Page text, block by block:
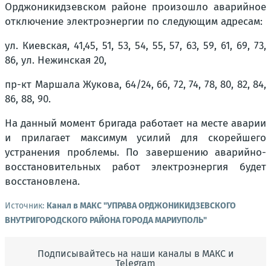
Орджоникидзевском районе произошло аварийное
отключение электроэнергии по следующим адресам:
ул. Киевская, 41,45, 51, 53, 54, 55, 57, 63, 59, 61, 69, 73,
86, ул. Нежинская 20,
пр-кт Маршала Жукова, 64/24, 66, 72, 74, 78, 80, 82, 84,
86, 88, 90.
На данный момент бригада работает на месте аварии
и прилагает максимум усилий для скорейшего
устранения проблемы. По завершению аварийно-
восстановительных работ электроэнергия будет
восстановлена.
Источник: Канал в МАКС "УПРАВА ОРДЖОНИКИДЗЕВСКОГО
ВНУТРИГОРОДСКОГО РАЙОНА ГОРОДА МАРИУПОЛЬ"
Подписывайтесь на наши каналы в МАКС и
Telegram